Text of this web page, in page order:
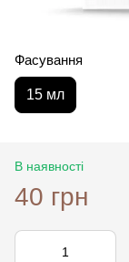
Фасування
15 мл
В наявності
40 грн